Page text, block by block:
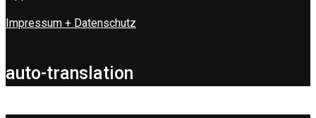
Impressum + Datenschutz
auto-translation